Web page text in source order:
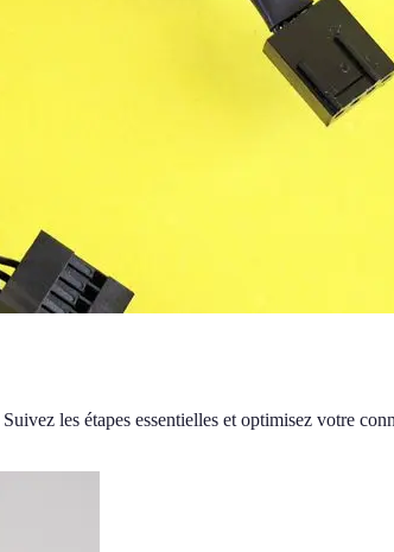
les étapes essentielles et optimisez votre